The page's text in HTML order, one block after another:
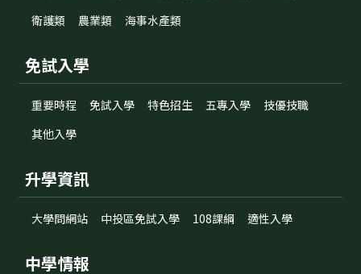
衛護類
農業類 海事水產類
免試入學
重要時程 免試入學 特色招生 五專入學
技優技職
其他入學
升學資訊
大學問網站 中投區免試入學 108課綱 適性入學
中學情報